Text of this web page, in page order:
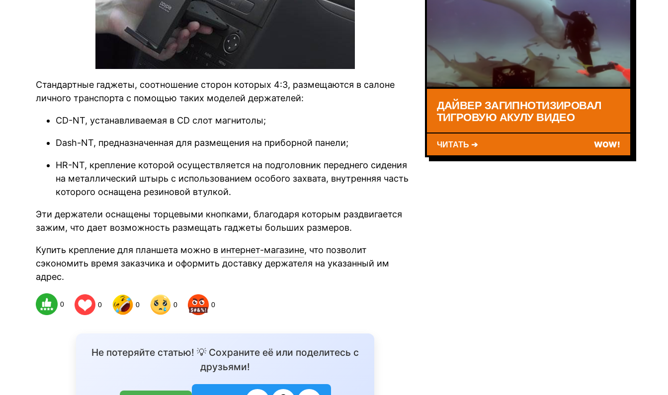
Стандартные гаджеты, соотношение сторон которых 4:3, размещаются в салоне
личного транспорта с помощью таких моделей держателей:
CD-NT, устанавливаемая в CD слот магнитолы;
Dash-NT, предназначенная для размещения на приборной панели;
HR-NT, крепление которой осуществляется на подголовник переднего сидения
на металлический штырь с использованием особого захвата, внутренняя часть
которого оснащена резиновой втулкой.
Эти держатели оснащены торцевыми кнопками, благодаря которым раздвигается
зажим, что дает возможность размещать гаджеты больших размеров.
Купить крепление для планшета можно в интернет-магазине, что позволит
сэкономить время заказчика и оформить доставку держателя на указанный им
адрес.
0 0 0 0 0
Не потеряйте статью! 💡 Сохраните её или поделитесь с
друзьями!
ДАЙВЕР ЗАГИПНОТИЗИРОВАЛ
ТИГРОВУЮ АКУЛУ ВИДЕО
ЧИТАТЬ ➔ WOW!